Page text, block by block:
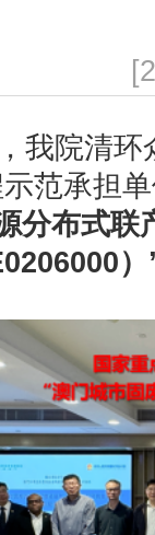
我院清
范承担
分布式联
）